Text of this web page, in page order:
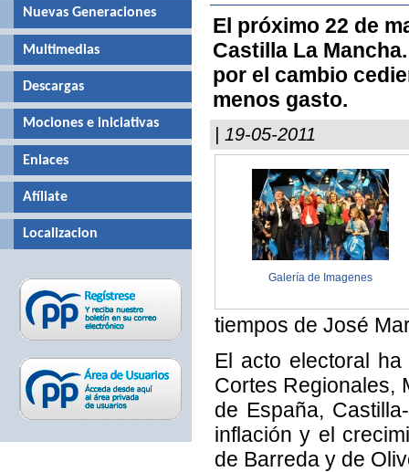
El próximo 22 de
Castilla La
por el cambio
menos gasto.
| 19-05-2011
Galería de Imagenes
tiempos de José
El acto electoral
Cortes Regionales,
de España,
inflación y el
de Barreda y de
Nuevas Generaciones
Multimedias
Descargas
Mociones e iniciativas
Enlaces
Afíliate
Localizacion